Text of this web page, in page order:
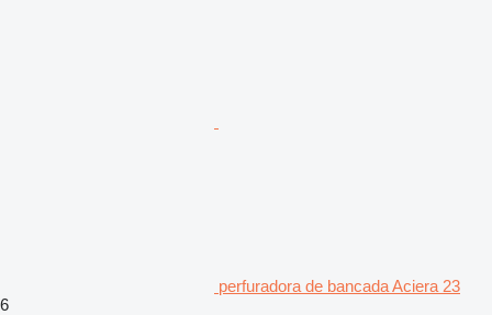
perfuradora de bancada Aciera 23
6